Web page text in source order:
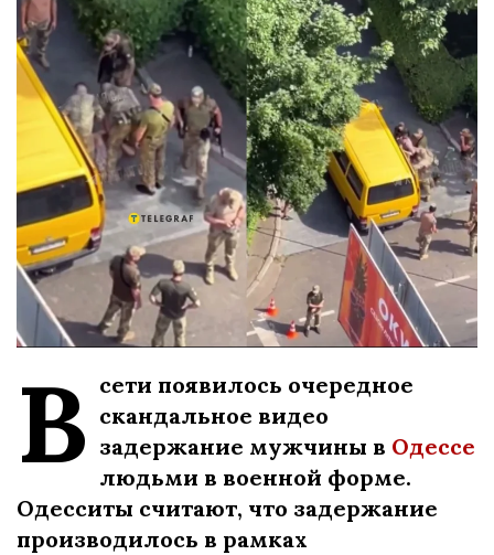
В сети появилось очередное
скандальное видео
задержание мужчины в Одессе
людьми в военной форме.
Одесситы считают, что задержание
производилось в рамках